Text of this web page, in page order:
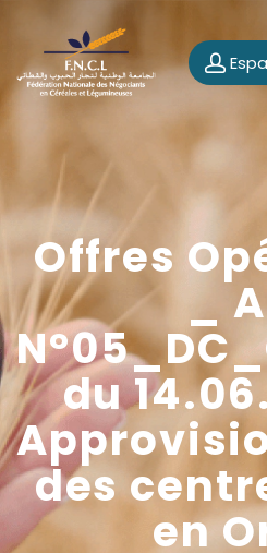
Offres
_
du
des
en